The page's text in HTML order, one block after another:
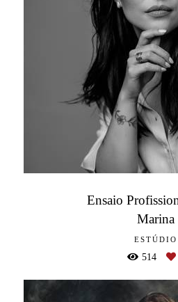
Ensaio
Marina
ESTÚDIO
514